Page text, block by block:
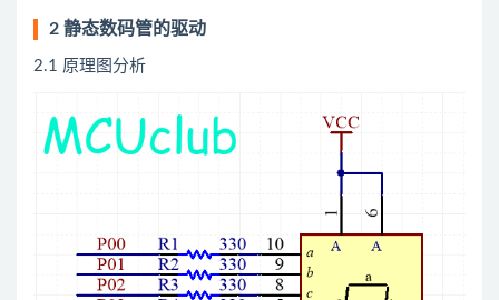
2 静态数码管的驱动
2.1 原理图分析